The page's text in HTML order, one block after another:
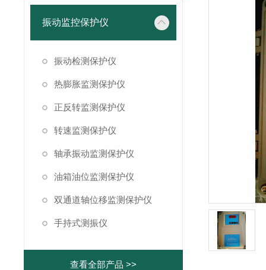
振动监控保护仪
振动检测保护仪
热膨胀监测保护仪
正反转监测保护仪
转速监测保护仪
轴承振动监测保护仪
油箱油位监测保护仪
双通道轴位移监测保护仪
手持式测振仪
查看全部产品 >>